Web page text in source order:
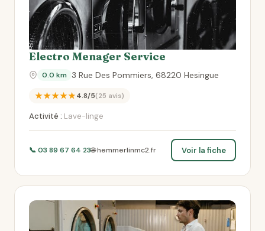
Electro Menager Service
0.0 km 3 Rue Des Pommiers, 68220 Hesingue
★★★★★4.8/5(25 avis)
Activité : Lave-linge
📞 03 89 67 64 23🌐 hemmerlinmc2.fr Voir la fiche